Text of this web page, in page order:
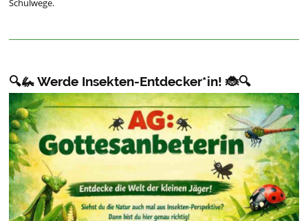
Schulwege.
🔍🦗 Werde Insekten-Entdecker*in! 🐞🔍